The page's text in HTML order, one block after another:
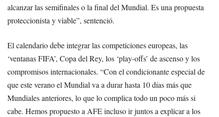
alcanzar las semifinales o la final del Mundial. Es una propuesta
proteccionista y viable”, sentenció.
El calendario debe integrar las competiciones europeas, las
‘ventanas FIFA’, Copa del Rey, los ‘play-offs’ de ascenso y los
compromisos internacionales. “Con el condicionante especial de
que este verano el Mundial va a durar hasta 10 días más que
Mundiales anteriores, lo que lo complica todo un poco más si
cabe. Hemos propuesto a AFE incluso ir juntos a explicar a los